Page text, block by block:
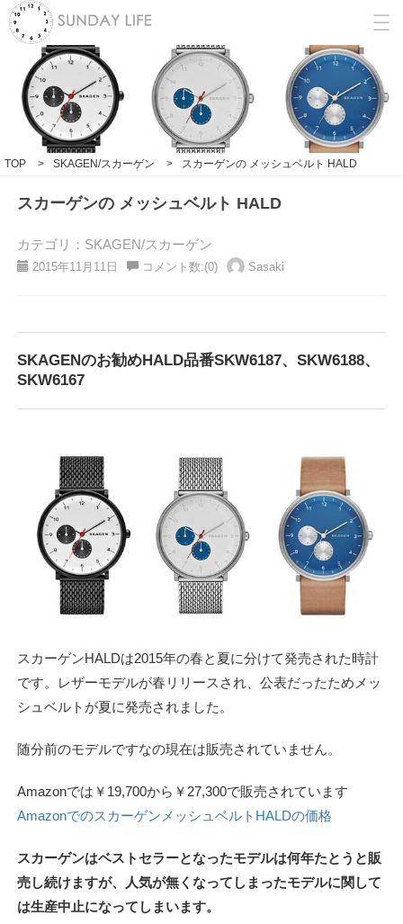
TOP > SKAGEN/スカーゲン > スカーゲンの メッシュベルト HALD
スカーゲンの メッシュベルト HALD
カテゴリ：SKAGEN/スカーゲン
2015年11月11日 コメント数:(0) Sasaki
SKAGENのお勧めHALD品番SKW6187、SKW6188、
SKW6167
スカーゲンHALDは2015年の春と夏に分けて発売された時計
です。レザーモデルが春リリースされ、公表だったためメッ
シュベルトが夏に発売されました。
随分前のモデルですなの現在は販売されていません。
Amazonでは￥19,700から￥27,300で販売されています
AmazonでのスカーゲンメッシュベルトHALDの価格
スカーゲンはベストセラーとなったモデルは何年たとうと販
売し続けますが、人気が無くなってしまったモデルに関して
は生産中止になってしまいます。